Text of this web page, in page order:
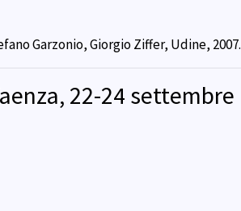
Garzonio, Giorgio Ziffer, Udine, 2007.
22-24 settembre